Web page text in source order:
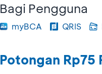
Bagi Pengguna
myBCA QRIS
Potongan Rp75